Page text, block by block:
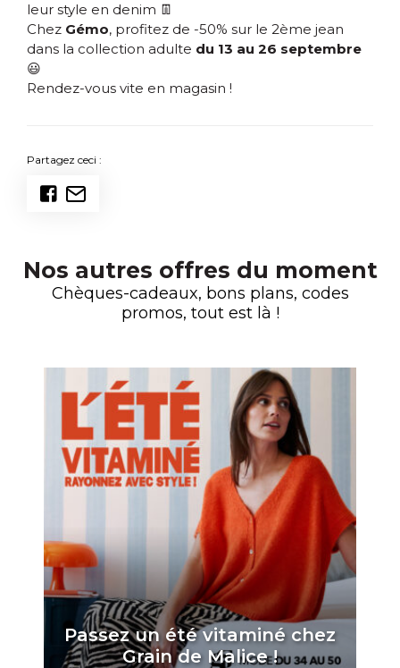
leur style en denim 👖
Chez Gémo, profitez de -50% sur le 2ème jean
dans la collection adulte du 13 au 26 septembre
😃
Rendez-vous vite en magasin !
Partagez ceci :
Nos autres offres du moment
Chèques-cadeaux, bons plans, codes
promos, tout est là !
Passez un été vitaminé chez
Grain de Malice !